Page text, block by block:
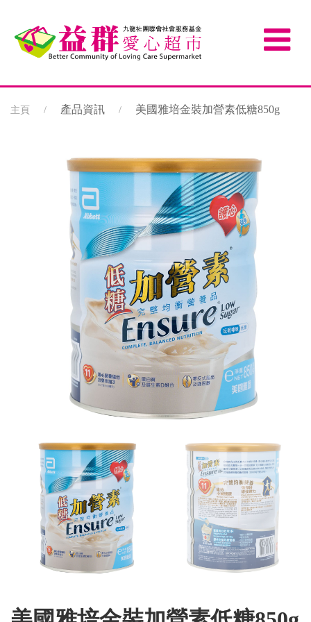
主頁 產品資訊 美國雅培金裝加營素低糖850g